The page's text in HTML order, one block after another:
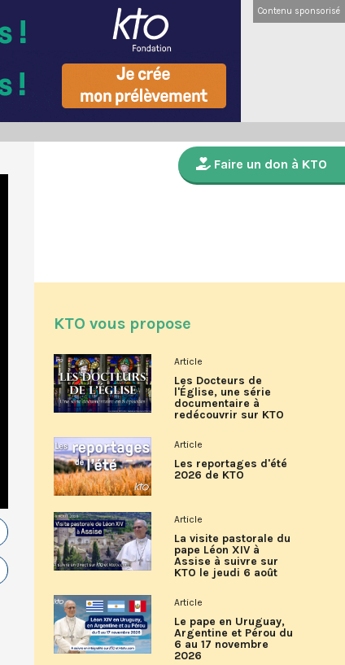
Contenu sponsorisé
Faire un don à KTO
KTO vous propose
Article
Les Docteurs de
l'Église, une série
documentaire à
redécouvrir sur KTO
Article
Les reportages d'été
2026 de KTO
Article
La visite pastorale du
pape Léon XIV à
Assise à suivre sur
KTO le jeudi 6 août
Article
Le pape en Uruguay,
Argentine et Pérou du
6 au 17 novembre
2026